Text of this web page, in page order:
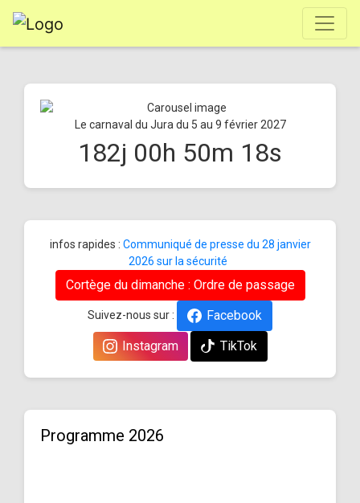
Le carnaval du Jura du 5 au 9 février 2027
182j 00h 50m 18s
infos rapides : Communiqué de presse du 28 janvier
2026 sur la sécurité
Cortège du dimanche : Ordre de passage
Suivez-nous sur :
Facebook
Instagram
TikTok
Programme 2026